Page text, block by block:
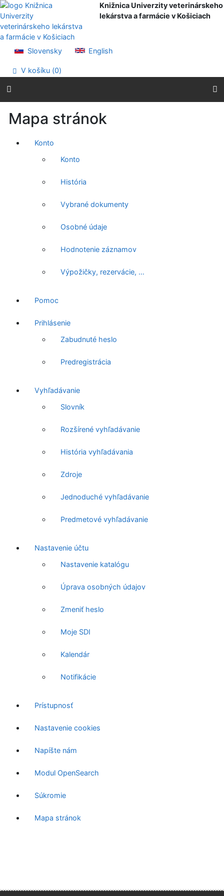
Prejsť na obsah
Prejsť na menu
Prehlásenie o webovej prístupnosti
Knižnica Univerzity veterinárskeho
lekárstva a farmácie v Košiciach
Slovensky English
V košíku (0)
Mapa stránok
Konto
Konto
História
Vybrané dokumenty
Osobné údaje
Hodnotenie záznamov
Výpožičky, rezervácie, …
Pomoc
Prihlásenie
Zabudnuté heslo
Predregistrácia
Vyhľadávanie
Slovník
Rozšírené vyhľadávanie
História vyhľadávania
Zdroje
Jednoduché vyhľadávanie
Predmetové vyhľadávanie
Nastavenie účtu
Nastavenie katalógu
Úprava osobných údajov
Zmeniť heslo
Moje SDI
Kalendár
Notifikácie
Prístupnosť
Nastavenie cookies
Napíšte nám
Modul OpenSearch
Súkromie
Mapa stránok